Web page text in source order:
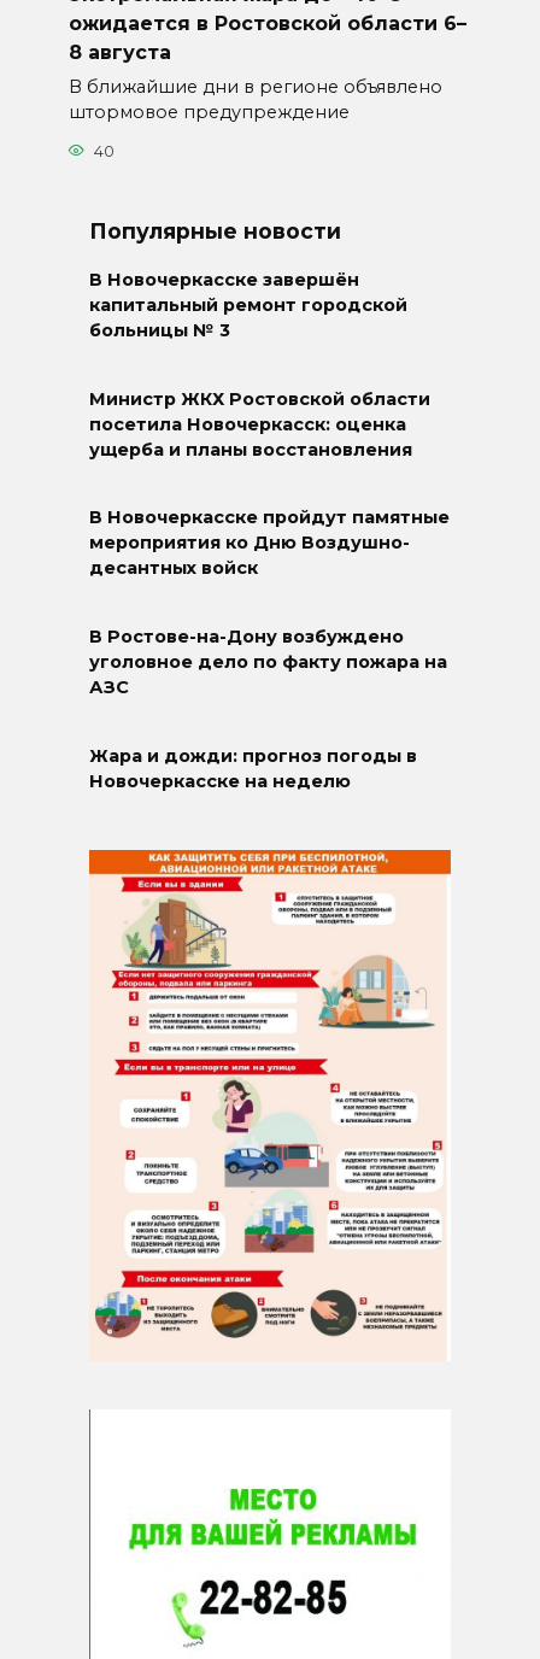
ожидается в Ростовской области 6–
8 августа
В ближайшие дни в регионе объявлено
штормовое предупреждение
40
Популярные новости
В Новочеркасске завершён
капитальный ремонт городской
больницы № 3
Министр ЖКХ Ростовской области
посетила Новочеркасск: оценка
ущерба и планы восстановления
В Новочеркасске пройдут памятные
мероприятия ко Дню Воздушно-
десантных войск
В Ростове-на-Дону возбуждено
уголовное дело по факту пожара на
АЗС
Жара и дожди: прогноз погоды в
Новочеркасске на неделю